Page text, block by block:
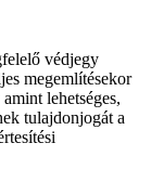
védjegy
megemlítésekor
lehetséges,
tulajdonjogát a